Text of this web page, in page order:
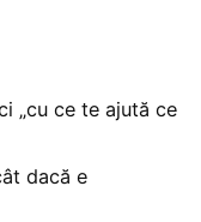
„cu ce te ajută ce
dacă e